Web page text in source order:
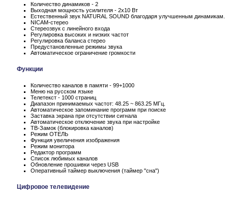
Количество динамиков - 2
Выходная мощность усилителя - 2x10 Вт
Естественный звук NATURAL SOUND благодаря улучшенным динамикам.
NICAM-стерео
Стереозвук с линейного входа
Регулировка высоких и низких частот
Регулировка баланса стерео
Предустановленные режимы звука
Автоматическое ограничение громкости
Функции
Количество каналов в памяти - 99+1000
Меню на русском языке
Телетекст - 1000 страниц
Диапазон принимаемых частот: 48.25 ~ 863.25 МГц.
Автоматическое запоминание программ при поиске
Заставка экрана при отсутствии сигнала
Автоматическое отключение звука при настройке
ТВ-Замок (блокировка каналов)
Режим ОТЕЛЬ
Функция увеличения изображения
Режим монитора
Редактор программ
Список любимых каналов
Обновление прошивки через USB
Оперативный таймер выключения (таймер "сна")
Цифровое телевидение